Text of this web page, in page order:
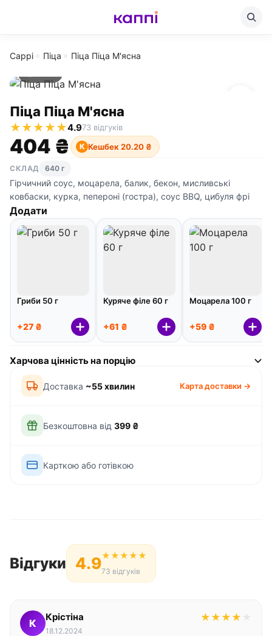
Cappi Піца Піца Піца М'ясна
Піца Піца М'ясна
★★★★★4.973 відгуків
404 ₴ К Кешбек 20.20 ₴
СКЛАД 640 г
Гірчичний соус, моцарела, балик, бекон, мисливські
ковбаски, курка, пепероні (гостра), соус BBQ, цибуля фрі
Додати
Гриби 50 г
+27 ₴
Куряче філе 60 г
+61 ₴
Моцарела 100 г
+59 ₴
Харчова цінність на порцію
Доставка ~55 хвилин Карта доставки →
Безкоштовна від 399 ₴
Карткою або готівкою
Відгуки 4.9★★★★★
73 відгуків
К
Крістіна ★ ★ ★ ★
18.12.2024